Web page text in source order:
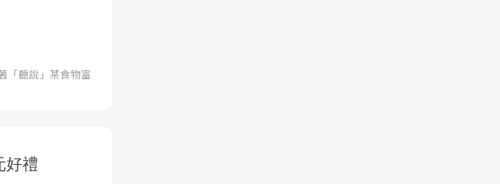
「聽說」某食物富